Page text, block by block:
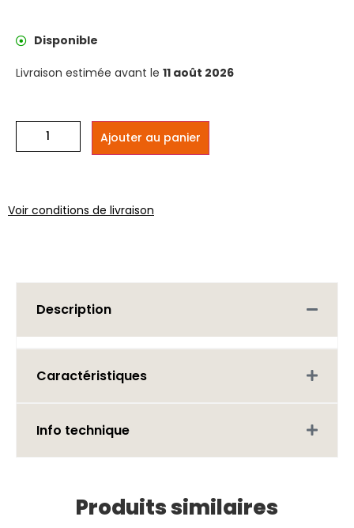
Disponible
Livraison estimée avant le 11 août 2026
Ajouter au panier
Voir conditions de livraison
Description
Caractéristiques
Info technique
Produits similaires